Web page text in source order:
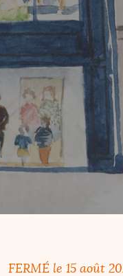
FERMÉ le 15 août